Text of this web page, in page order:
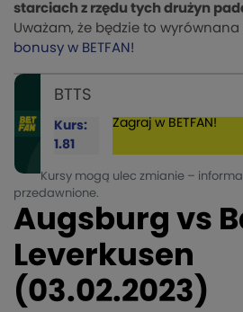
starciach z rzędu tych drużyn
Uważam, że będzie to
bonusy w BETFAN!
BTTS
Kurs:
1.81
Zagraj w BETFAN!
Kursy mogą ulec zmianie –
przedawnione.
Augsburg vs
Leverkusen
(03.02.2023)